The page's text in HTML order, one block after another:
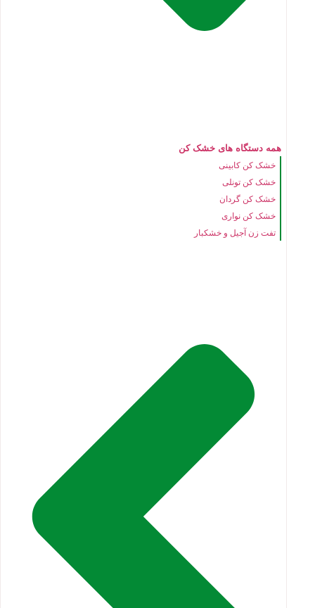
همه دستگاه های خشک کن
خشک کن کابینی
خشک کن تونلی
خشک کن گردان
خشک کن نواری
تفت زن آجیل و خشکبار